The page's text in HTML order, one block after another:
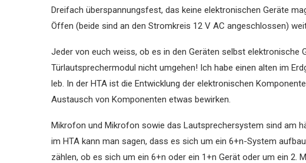
Dreifach überspannungsfest, das keine elektronischen Geräte
Öffen (beide sind an den Stromkreis 12 V AC angeschlossen)
Jeder von euch weiss, ob es in den Geräten selbst elektronische
Türlautsprechermodul nicht umgehen! Ich habe einen alten im
leb. In der HTA ist die Entwicklung der elektronischen
Austausch von Komponenten etwas bewirken.
Mikrofon und Mikrofon sowie das Lautsprechersystem sind am
im HTA kann man sagen, dass es sich um ein 6+n-System
zählen, ob es sich um ein 6+n oder ein 1+n Gerät oder um ein 2.